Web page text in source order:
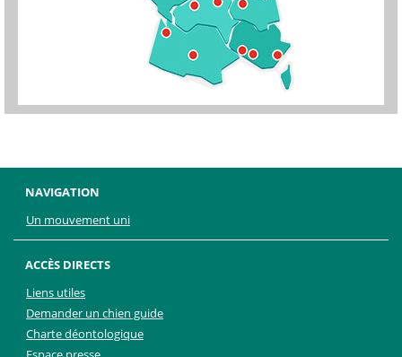
NAVIGATION
Un mouvement uni
ACCÈS DIRECTS
Liens utiles
Demander un chien guide
Charte déontologique